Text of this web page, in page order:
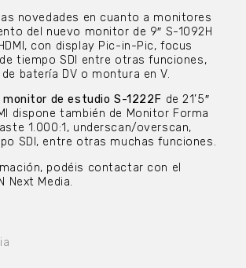
novedades en cuanto a monitores
del nuevo monitor de 9″ S-1092H
con display Pic-in-Pic, focus
tiempo SDI entre otras funciones,
batería DV o montura en V.
monitor de estudio S-1222F de 21’5″
dispone también de Monitor Forma
1.000:1, underscan/overscan,
SDI, entre otras muchas funciones.
podéis contactar con el
Next Media.